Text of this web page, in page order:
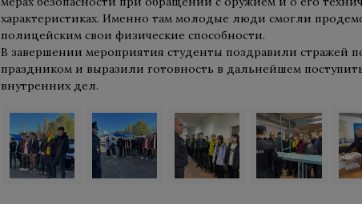
характеристиках. Именно там молодые люди смогли
полицейским свои физические способности.
В завершении мероприятия студенты поздравили стражей
праздником и выразили готовность в дальнейшем
внутренних дел.